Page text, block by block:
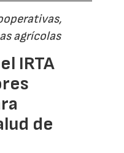
agrícolas
IRTA
de